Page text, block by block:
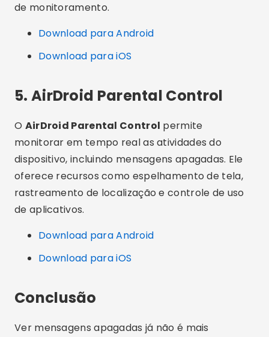
de monitoramento.
Download para Android
Download para iOS
5. AirDroid Parental Control
O AirDroid Parental Control permite
monitorar em tempo real as atividades do
dispositivo, incluindo mensagens apagadas. Ele
oferece recursos como espelhamento de tela,
rastreamento de localização e controle de uso
de aplicativos.
Download para Android
Download para iOS
Conclusão
Ver mensagens apagadas já não é mais